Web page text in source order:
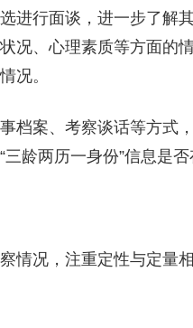
进行面谈，进一步了解
况、心理素质等方面的
况。
档案、考察谈话等方式
龄两历一身份”信息是
情况，注重定性与定量